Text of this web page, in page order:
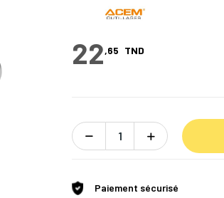
22,65 TND
Paiement sécurisé